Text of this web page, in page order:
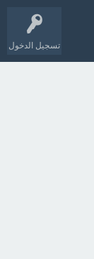
تسجيل الدخول